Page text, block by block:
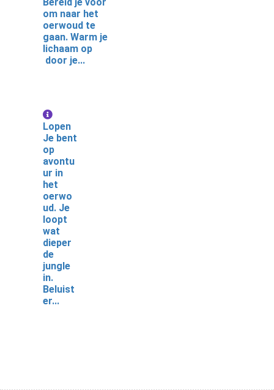
om naar het
oerwoud te
gaan. Warm je
lichaam op
door je...
Lopen
Je bent
op
avontu
ur in
het
oerwo
ud. Je
loopt
wat
dieper
de
jungle
in.
Beluist
er...